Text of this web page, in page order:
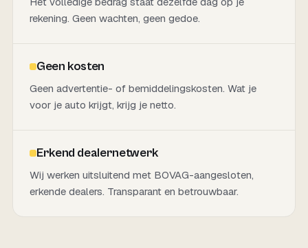
rekening. Geen wachten, geen gedoe.
Geen kosten
Geen advertentie- of bemiddelingskosten. Wat je
voor je auto krijgt, krijg je netto.
Erkend dealernetwerk
Wij werken uitsluitend met BOVAG-aangesloten,
erkende dealers. Transparant en betrouwbaar.